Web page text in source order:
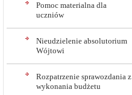
Pomoc materialna dla
uczniów
Nieudzielenie absolutorium
Wójtowi
Rozpatrzenie sprawozdania z
wykonania budżetu